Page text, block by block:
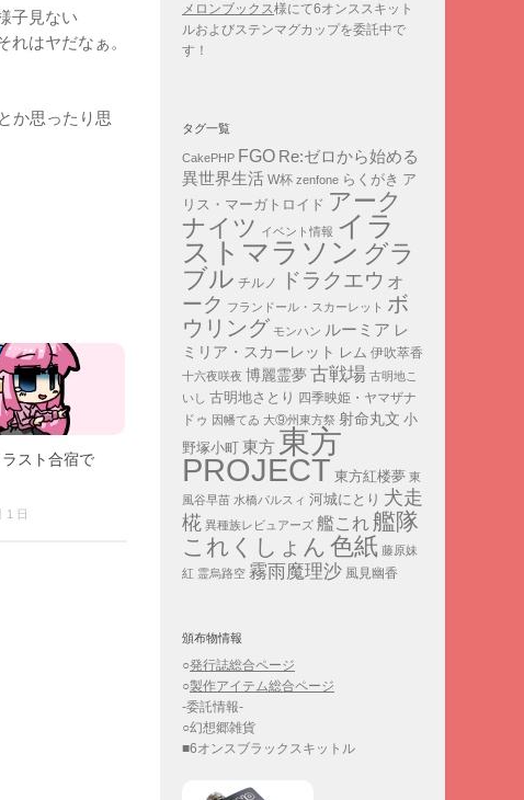
子見ない
れはヤだなぁ。
か思ったり思
スト合宿で
1 日
メロンブックス様にて6オンススキット
ルおよびステンマグカップを委託中で
す！
タグ一覧
CakePHP FGO Re:ゼロから始める
異世界生活 W杯 zenfone らくがき ア
リス・マーガトロイド アーク
ナイツ イベント情報 イラ
ストマラソン グラ
ブル チルノ
ドラクエウォ
ーク フランドール・スカーレット ボ
ウリング モンハン ルーミア レ
ミリア・スカーレット
レム 伊吹萃香
十六夜咲夜 博麗霊夢 古戦場 古明地こ
いし 古明地さとり 四季映姫・ヤマザナ
ドゥ 因幡てゐ 大⑨州東方祭 射命丸文 小
野塚小町 東方 東方
PROJECT 東方紅楼夢 東
風谷早苗 水橋パルスィ 河城にとり 犬走
椛 異種族レビュアーズ 艦これ艦隊
これくしょん 色紙 藤原妹
紅 霊烏路空 霧雨魔理沙 風見幽香
頒布物情報
○発行誌総合ページ
○製作アイテム総合ページ
-委託情報-
○幻想郷雑貨
■6オンスブラックスキットル